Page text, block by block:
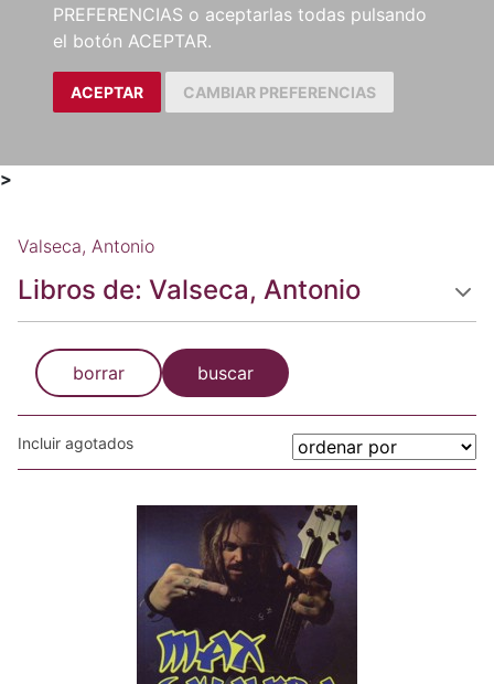
PREFERENCIAS o aceptarlas todas pulsando
el botón ACEPTAR.
ACEPTAR CAMBIAR PREFERENCIAS
>
Valseca, Antonio
Libros de: Valseca, Antonio
borrar buscar
Incluir agotados